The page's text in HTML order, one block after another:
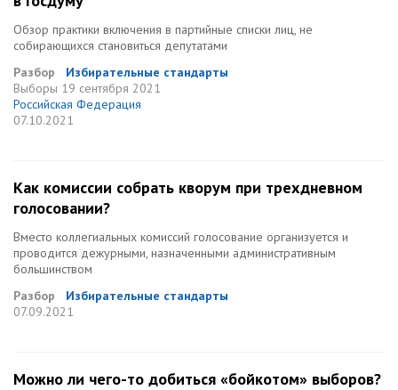
Обзор практики включения в партийные списки лиц, не
собирающихся становиться депутатами
Разбор
Избирательные стандарты
Выборы 19 сентября 2021
Российская Федерация
07.10.2021
Как комиссии собрать кворум при трехдневном
голосовании?
Вместо коллегиальных комиссий голосование организуется и
проводится дежурными, назначенными административным
большинством
Разбор
Избирательные стандарты
07.09.2021
Можно ли чего-то добиться «бойкотом» выборов?